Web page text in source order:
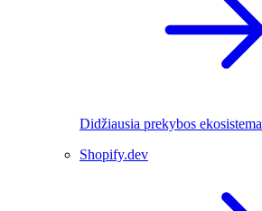
Didžiausia prekybos ekosistema
Shopify.dev